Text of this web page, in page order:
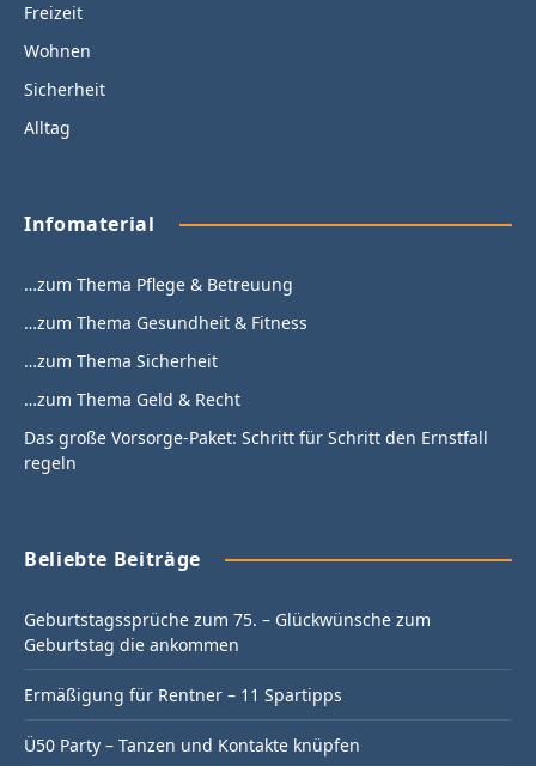
Freizeit
Wohnen
Sicherheit
Alltag
Infomaterial
…zum Thema Pflege & Betreuung
…zum Thema Gesundheit & Fitness
…zum Thema Sicherheit
…zum Thema Geld & Recht
Das große Vorsorge-Paket: Schritt für Schritt den Ernstfall
regeln
Beliebte Beiträge
Geburtstagssprüche zum 75. – Glückwünsche zum
Geburtstag die ankommen
Ermäßigung für Rentner – 11 Spartipps
Ü50 Party – Tanzen und Kontakte knüpfen